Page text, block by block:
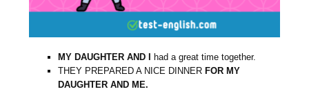
MY DAUGHTER AND I had a great time together.
THEY PREPARED A NICE DINNER FOR MY
DAUGHTER AND ME.